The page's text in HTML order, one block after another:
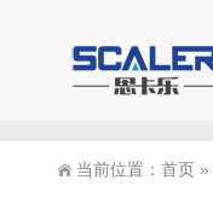
当前位置： 首页 »